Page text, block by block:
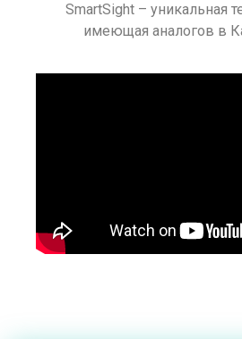
SmartSight – уникальная
имеющая аналогов в